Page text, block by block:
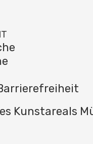
Kunstareals